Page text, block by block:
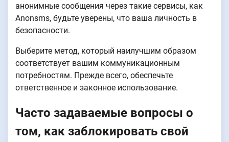
анонимные сообщения через такие сервисы, как
Anonsms, будьте уверены, что ваша личность в
безопасности.
Выберите метод, который наилучшим образом
соответствует вашим коммуникационным
потребностям. Прежде всего, обеспечьте
ответственное и законное использование.
Часто задаваемые вопросы о
том, как заблокировать свой